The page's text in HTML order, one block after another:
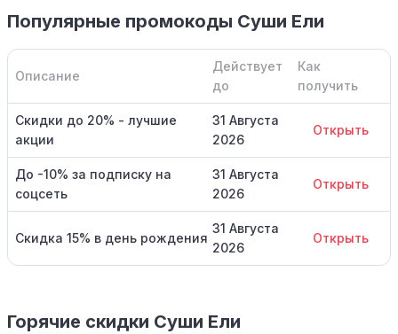
Популярные промокоды Суши Ели
Описание
Действует
до
Как
получить
Скидки до 20% - лучшие
акции
31 Августа
2026
Открыть
До -10% за подписку на
соцсеть
31 Августа
2026
Открыть
Скидка 15% в день рождения
31 Августа
2026
Открыть
Горячие скидки Суши Ели